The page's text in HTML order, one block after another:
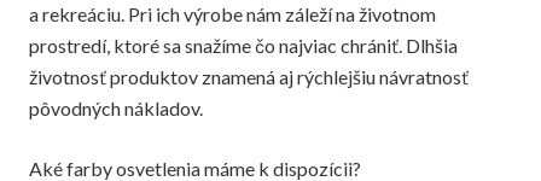
a rekreáciu. Pri ich výrobe nám záleží na životnom
prostredí, ktoré sa snažíme čo najviac chrániť. Dlhšia
životnosť produktov znamená aj rýchlejšiu návratnosť
pôvodných nákladov.
Aké farby osvetlenia máme k dispozícii?